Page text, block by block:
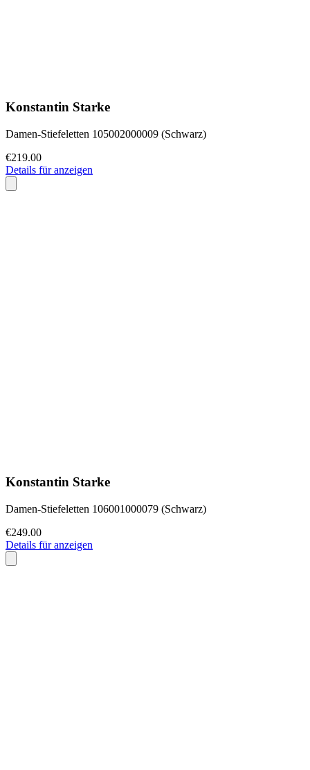
Konstantin Starke
Damen-Stiefeletten 105002000009 (Schwarz)
€219.00
Details für anzeigen
Konstantin Starke
Damen-Stiefeletten 106001000079 (Schwarz)
€249.00
Details für anzeigen